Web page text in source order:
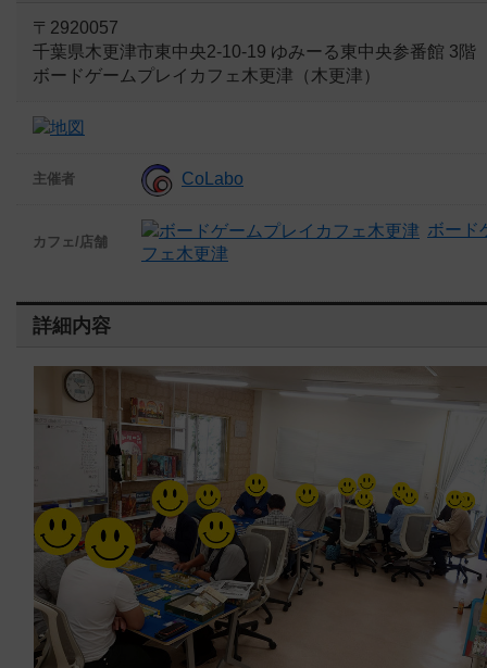
〒2920057
千葉県木更津市東中央2-10-19 ゆみーる東中央参番館 3階
ボードゲームプレイカフェ木更津（木更津）
主催者 CoLabo
カフェ/店舗
ボード
フェ木更津
詳細内容